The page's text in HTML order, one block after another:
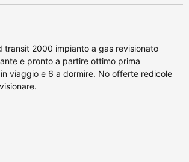
transit 2000 impianto a gas revisionato
e pronto a partire ottimo prima
viaggio e 6 a dormire. No offerte redicole